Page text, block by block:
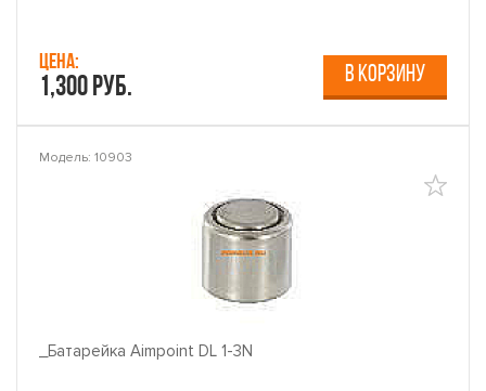
Цена:
1,300 руб. В КОРЗИНУ
Модель: 10903
_Батарейка Aimpoint DL 1-3N